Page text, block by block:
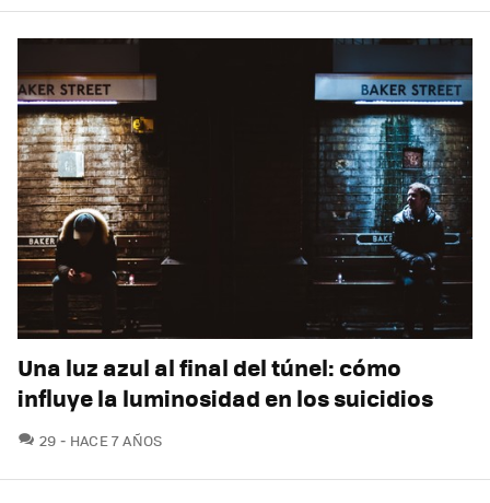
Una luz azul al final del túnel: cómo
influye la luminosidad en los suicidios
29 COMENTARIOS
HACE 7 AÑOS